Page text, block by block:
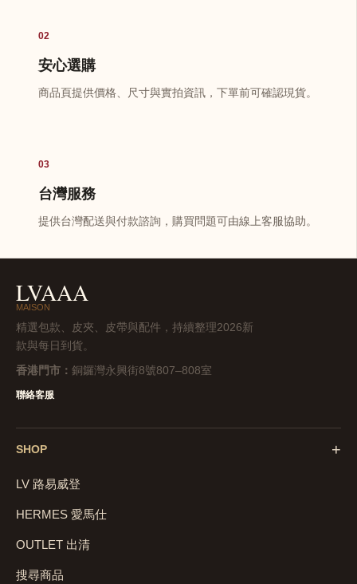
02
安心選購
商品頁提供價格、尺寸與實拍資訊，下單前可確認現貨。
03
台灣服務
提供台灣配送與付款諮詢，購買問題可由線上客服協助。
LVAAA
MAISON
精選包款、皮夾、皮帶與配件，持續整理2026新
款與每日到貨。
香港門市： 銅鑼灣永興街8號807–808室
聯絡客服
SHOP +
LV 路易威登
HERMES 愛馬仕
OUTLET 出清
搜尋商品